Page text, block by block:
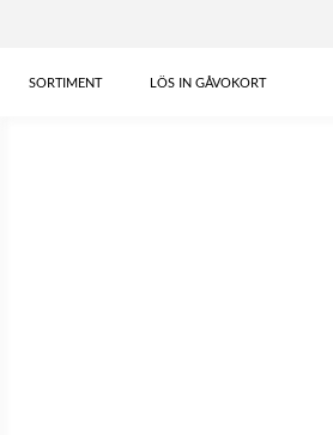
SORTIMENT LÖS IN GÅVOKORT